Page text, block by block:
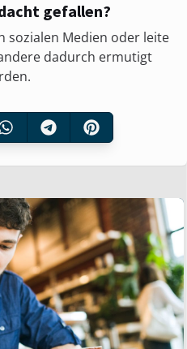
gefallen?
sozialen Medien oder leite
dadurch ermutigt